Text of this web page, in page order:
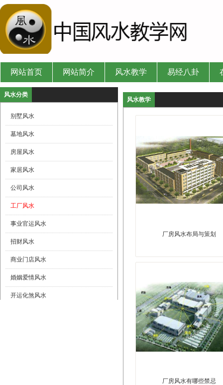
网站首页 网站简介 风水教学 易经八卦
风水分类
别墅风水
墓地风水
房屋风水
家居风水
公司风水
工厂风水
事业官运风水
招财风水
商业门店风水
婚姻爱情风水
开运化煞风水
风水教学
厂房风水布局与策划
厂房风水有哪些禁忌